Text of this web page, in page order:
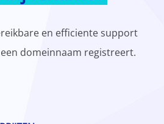
en efficiente support
domeinnaam registreert.